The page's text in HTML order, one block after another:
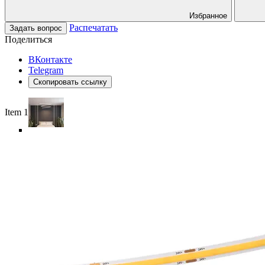
Избранное
Задать вопрос
Распечатать
Поделиться
ВКонтакте
Telegram
Скопировать ссылку
Item 1 of 6